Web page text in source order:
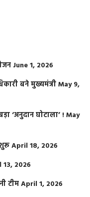
June 1, 2026
बने मुख्यमंत्रीMay 9,
‘अनुदान घोटाला’ !May
April 18, 2026
2026
टीमApril 1, 2026